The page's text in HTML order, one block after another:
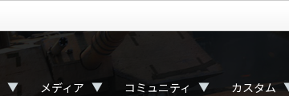
▼ メディア ▼ コミュニティ ▼ カスタム